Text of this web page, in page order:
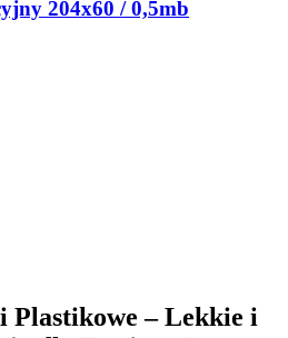
204x60 / 0,5mb
Plastikowe – Lekkie i